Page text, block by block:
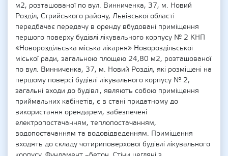
м2, розташованої по вул. Винниченка, 37, м. Новий
Розділ, Стрийського району, Львівської області
передбачає передачу в оренду вбудовані приміщення
першого поверху будівлі лікувального корпусу № 2 КНП
«Новороздільська міська лікарня» Новороздільської
міської ради, загальною площею 24,80 м2, розташованої
по вул. Винниченка, 37, м. Новий Розділ, які розміщені на
першому поверсі будівлі лікувального корпусу № 2,
загальні входи до будівлі, являють собою приміщення
приймальних кабінетів, є в стані придатному до
використання орендарем, забезпечені
електропостачанням, теплопостачанням,
водопостачанням та водовідведенням. Приміщення
входять до складу чотириповерхової будівлі лікувального